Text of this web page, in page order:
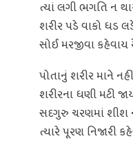
ત્યાં લગી ભગતિ ન
શરીર પડે વાકો ધડ
સોઈ મરજીવા કહેવાય
પોતાનું શરીર માને
શરીરના ધણી મટી
સદગુરુ ચરણમાં શીશ
ત્યારે પૂરણ નિજારી